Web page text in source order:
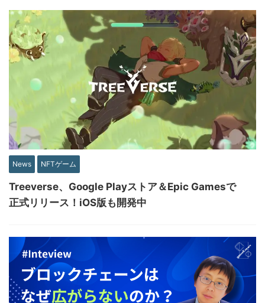
News NFTゲーム
Treeverse、Google Playストア＆Epic Gamesで
正式リリース！iOS版も開発中